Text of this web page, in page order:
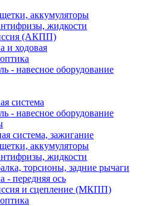
аккумуляторы
жидкости
(АКПП)
и ходовая
- навесное оборудование
система
- навесное оборудование
система, зажигание
аккумуляторы
жидкости
торсионы, задние рычаги
- передняя ось
и сцепление (МКПП)